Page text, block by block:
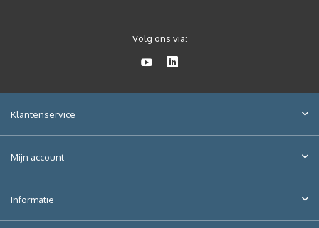
Volg ons via:
Klantenservice
Mijn account
Informatie